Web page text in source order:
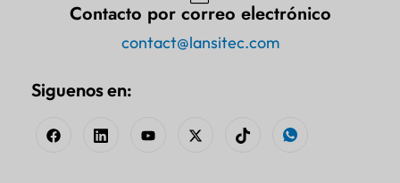
Contacto por correo electrónico
contact@lansitec.com
Siguenos en: